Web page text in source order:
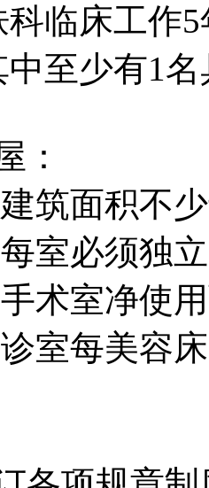
科临床工作
中至少有1
面积不少
必须独
室净使用
每美容床